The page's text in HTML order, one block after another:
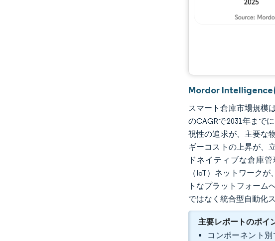
Mordor Intelligence
スマート倉庫市場規模
のCAGRで2031年まで
視性の追求が、主要な
ギーコストの上昇が、
ドネイティブな倉庫
（IoT）ネットワーク
トなプラットフォーム
ではなく統合型自動化
主要レポートのポイ
コンポーネント別